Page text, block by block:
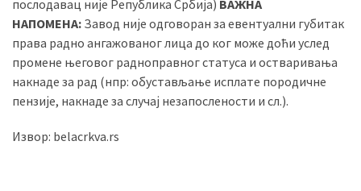
послодавац није Република Србија) ВАЖНА
НАПОМЕНА: Завод није одговоран за евентуални губитак
права радно ангажованог лица до ког може доћи услед
промене његовог радноправног статуса и остваривања
накнаде за рад (нпр: обустављање исплате породичне
пензије, накнаде за случај незапослености и сл.).
Извор: belacrkva.rs